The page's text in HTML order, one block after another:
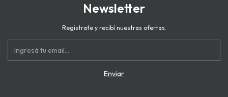
Newsletter
Registrate y recibí nuestras ofertas.